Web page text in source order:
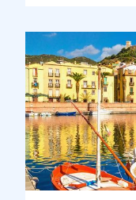
altijd
met ons op
vlucht en
naar wens